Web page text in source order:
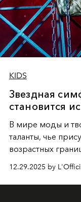
KIDS
Звездная
становится
В мире моды и
таланты, чье
возрастных
харизмы, чье
престижных
12.29.2025 by